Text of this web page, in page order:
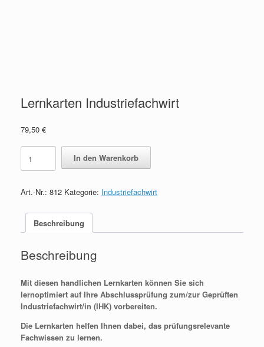
Lernkarten Industriefachwirt
79,50 €
Industriefachwirt
quantity
In den Warenkorb
Art.-Nr.: 812 Kategorie: Industriefachwirt
Beschreibung
Beschreibung
Mit diesen handlichen Lernkarten können Sie sich
lernoptimiert auf Ihre Abschlussprüfung zum/zur Geprüften
Industriefachwirt/in (IHK) vorbereiten.
Die Lernkarten helfen Ihnen dabei, das prüfungsrelevante
Fachwissen zu lernen.